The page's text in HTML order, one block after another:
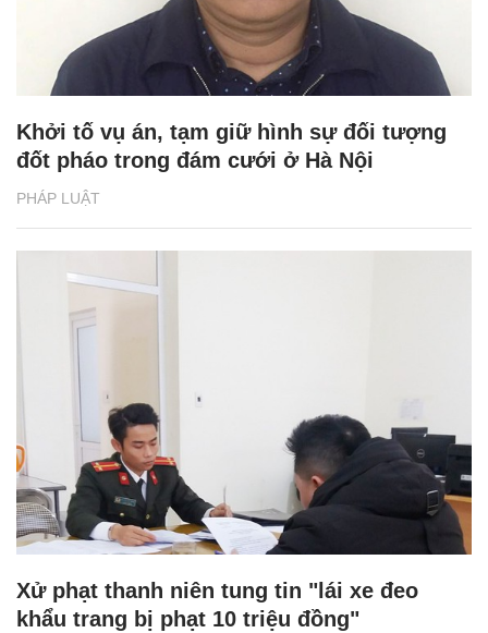
PHÁP LUẬT
Khởi tố vụ án, tạm giữ hình sự đối tượng
đốt pháo trong đám cưới ở Hà Nội
Xử phạt thanh niên tung tin "lái xe đeo
khẩu trang bị phạt 10 triệu đồng"